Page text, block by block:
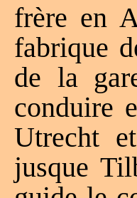
frère en
fabrique
de la
conduire
Utrecht
jusque